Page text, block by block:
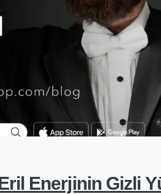
Enerjinin Gizli